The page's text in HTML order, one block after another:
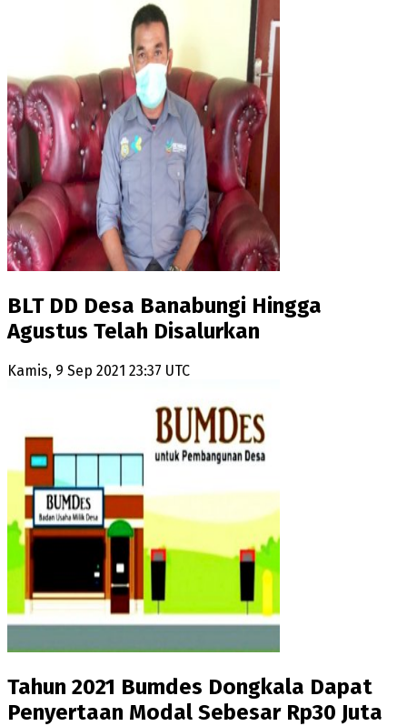
BLT DD Desa Banabungi Hingga
Agustus Telah Disalurkan
Kamis, 9 Sep 2021 23:37 UTC
Tahun 2021 Bumdes Dongkala Dapat
Penyertaan Modal Sebesar Rp30 Juta